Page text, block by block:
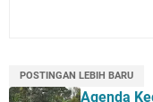
POSTINGAN LEBIH BARU
Agenda